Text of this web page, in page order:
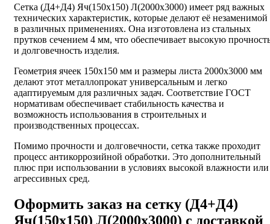
Сетка (Д4+Д4) Яч(150х150) Л(2000х3000) имеет ряд важных
технических характеристик, которые делают её незаменимой
в различных применениях. Она изготовлена из стальных
прутков сечением 4 мм, что обеспечивает высокую
и долговечность изделия.
Геометрия ячеек 150х150 мм и размеры листа 2000х3000 мм
делают этот металлопрокат универсальным и легко
адаптируемым для различных задач. Соответствие ГОСТ
нормативам обеспечивает стабильность качества и
возможность использования в строительных и
производственных процессах.
Помимо прочности и долговечности, сетка также проходит
процесс антикоррозийной обработки. Это дополнительный
плюс при использовании в условиях высокой влажности или
агрессивных сред.
Оформить заказ на сетку (Д4+Д4)
Яч(150х150) Л(2000х3000) с доставкой